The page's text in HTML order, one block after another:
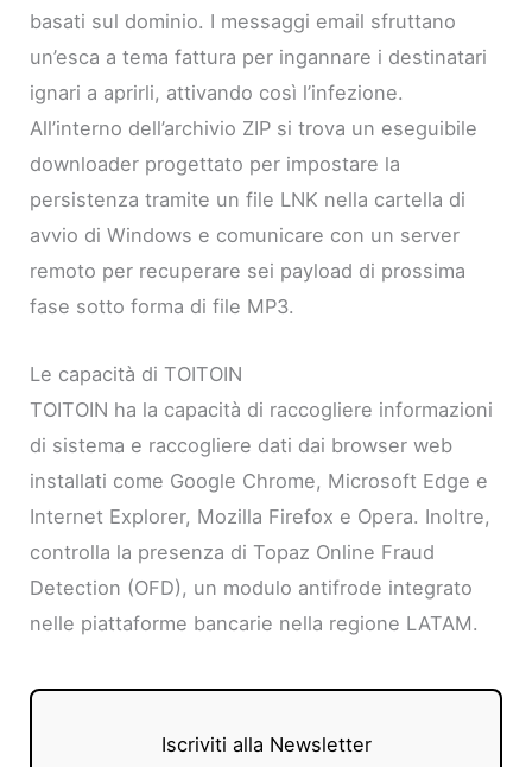
basati sul dominio. I messaggi email sfruttano
un’esca a tema fattura per ingannare i destinatari
ignari a aprirli, attivando così l’infezione.
All’interno dell’archivio ZIP si trova un eseguibile
downloader progettato per impostare la
persistenza tramite un file LNK nella cartella di
avvio di Windows e comunicare con un server
remoto per recuperare sei payload di prossima
fase sotto forma di file MP3.
Le capacità di TOITOIN
TOITOIN ha la capacità di raccogliere informazioni
di sistema e raccogliere dati dai browser web
installati come Google Chrome, Microsoft Edge e
Internet Explorer, Mozilla Firefox e Opera. Inoltre,
controlla la presenza di Topaz Online Fraud
Detection (OFD), un modulo antifrode integrato
nelle piattaforme bancarie nella regione LATAM.
Iscriviti alla Newsletter